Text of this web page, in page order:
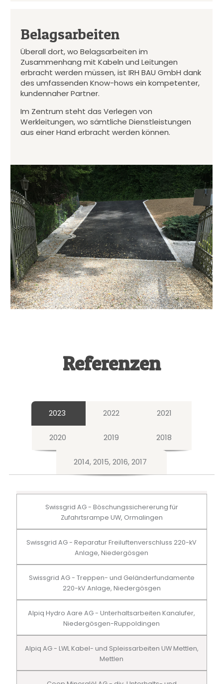
Belagsarbeiten
Überall dort, wo Belagsarbeiten im
Zusammenhang mit Kabeln und Leitungen
erbracht werden müssen, ist IRH BAU GmbH dank
des umfassenden Know-hows ein kompetenter,
kundennaher Partner.
Im Zentrum steht das Verlegen von
Werkleitungen, wo sämtliche Dienstleistungen
aus einer Hand erbracht werden können.
Referenzen
2023 2022 2021
2020 2019 2018
2014, 2015, 2016, 2017
Swissgrid AG - Böschungssichererung für
Zufahrtsrampe UW, Ormalingen
Swissgrid AG - Reparatur Freiluftenverschluss 220-kV
Anlage, Niedergösgen
Swissgrid AG - Treppen- und Geländerfundamente
220-kV Anlage, Niedergösgen
Alpiq Hydro Aare AG - Unterhaltsarbeiten Kanalufer,
Niedergösgen-Ruppoldingen
Alpiq AG - LWL Kabel- und Spleissarbeiten UW Mettlen,
Mettlen